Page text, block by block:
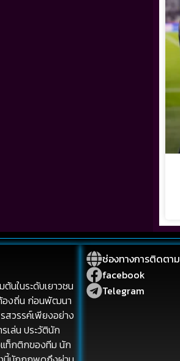
นในระดับเยาวชน
องถิ่น ก่อนพัฒนา
สวรรค์เพียงอย่าง
เล่น ประวัตินัก
แท็กติกของทีม นัก
ช่องทางการติดตาม
facebook
Telegram